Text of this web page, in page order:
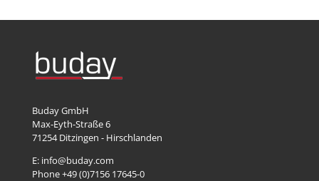
Buday GmbH
Max-Eyth-Straße 6
71254Ditzingen - Hirschlanden
E: info@buday.com
Phone +49 (0)7156 17645-0